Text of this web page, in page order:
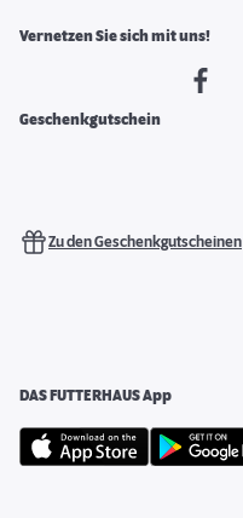
Vernetzen Sie sich mit uns!
Geschenkgutschein
Zu den Geschenkgutscheinen
DAS FUTTERHAUS App